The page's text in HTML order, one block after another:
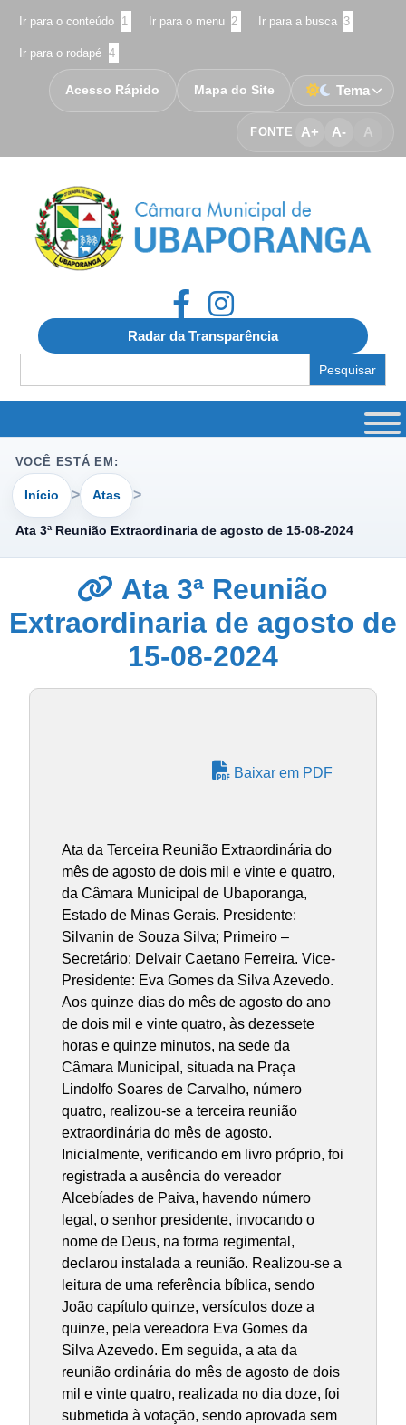
Ir para o conteúdo 1 Ir para o menu 2 Ir para a busca 3
Ir para o rodapé 4
FONTE A+ A- A
Acesso Rápido Mapa do Site Tema
Radar da Transparência
for:
VOCÊ ESTÁ EM:
Início Atas
Ata 3ª Reunião Extraordinaria de agosto de 15-08-2024
Ata 3ª Reunião
Extraordinaria de agosto de
15-08-2024
Baixar em PDF
Ata da Terceira Reunião Extraordinária do
mês de agosto de dois mil e vinte e quatro,
da Câmara Municipal de Ubaporanga,
Estado de Minas Gerais. Presidente:
Silvanin de Souza Silva; Primeiro –
Secretário: Delvair Caetano Ferreira. Vice-
Presidente: Eva Gomes da Silva Azevedo.
Aos quinze dias do mês de agosto do ano
de dois mil e vinte quatro, às dezessete
horas e quinze minutos, na sede da
Câmara Municipal, situada na Praça
Lindolfo Soares de Carvalho, número
quatro, realizou-se a terceira reunião
extraordinária do mês de agosto.
Inicialmente, verificando em livro próprio, foi
registrada a ausência do vereador
Alcebíades de Paiva, havendo número
legal, o senhor presidente, invocando o
nome de Deus, na forma regimental,
declarou instalada a reunião. Realizou-se a
leitura de uma referência bíblica, sendo
João capítulo quinze, versículos doze a
quinze, pela vereadora Eva Gomes da
Silva Azevedo. Em seguida, a ata da
reunião ordinária do mês de agosto de dois
mil e vinte quatro, realizada no dia doze, foi
submetida à votação, sendo aprovada sem